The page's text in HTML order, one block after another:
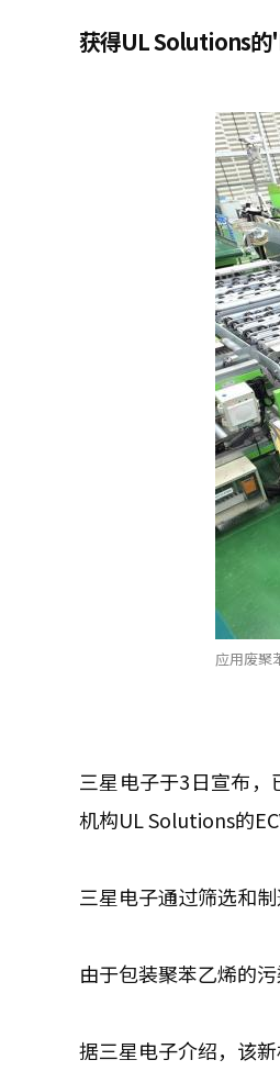
获得UL Solutions的
应用废聚
三星电子于3日宣布
机构UL Solutions的
三星电子通过筛选和
由于包装聚苯乙烯的
据三星电子介绍，该